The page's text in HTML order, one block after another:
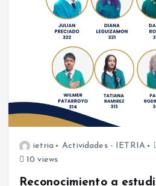
ietria Actividades - IETRIA
10 views
Reconocimiento a